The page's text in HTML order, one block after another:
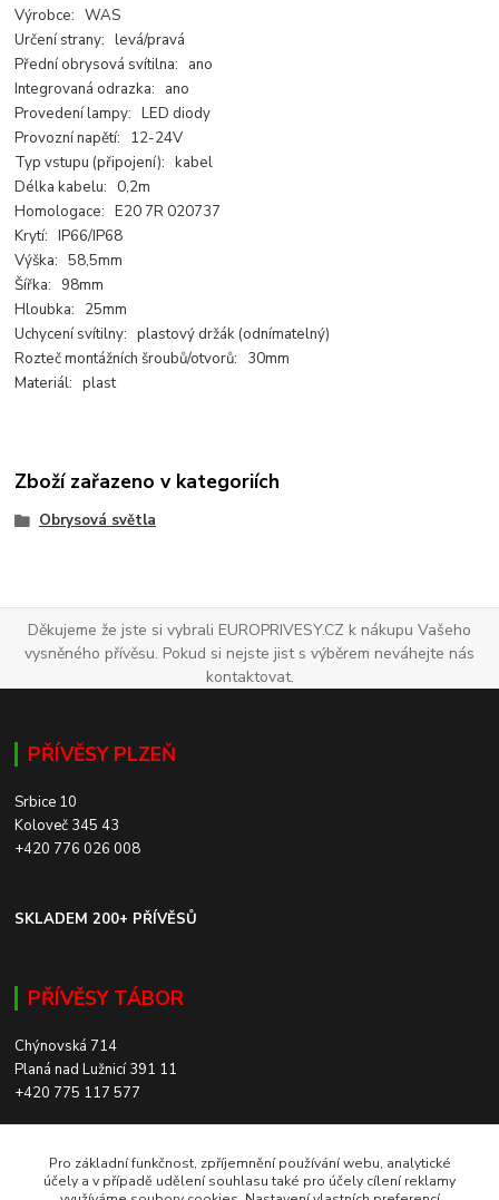
Výrobce: WAS
Určení strany: levá/pravá
Přední obrysová svítilna: ano
Integrovaná odrazka: ano
Provedení lampy: LED diody
Provozní napětí: 12-24V
Typ vstupu (připojení): kabel
Délka kabelu: 0,2m
Homologace: E20 7R 020737
Krytí: IP66/IP68
Výška: 58,5mm
Šířka: 98mm
Hloubka: 25mm
Uchycení svítilny: plastový držák (odnímatelný)
Rozteč montážních šroubů/otvorů: 30mm
Materiál: plast
Zboží zařazeno v kategoriích
Obrysová světla
Děkujeme že jste si vybrali EUROPRIVESY.CZ k nákupu Vašeho
vysněného přívěsu. Pokud si nejste jist s výběrem neváhejte nás
kontaktovat.
PŘÍVĚSY PLZEŇ
Srbice 10
Koloveč 345 43
+420 776 026 008
SKLADEM 200+ PŘÍVĚSŮ
PŘÍVĚSY TÁBOR
Chýnovská 714
Planá nad Lužnicí 391 11
+420 775 117 577
Pro základní funkčnost, zpříjemnění používání webu, analytické
účely a v případě udělení souhlasu také pro účely cílení reklamy